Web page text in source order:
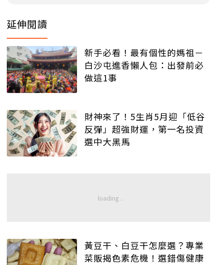
延伸閱讀
新手必看！最有個性的媽祖－
白沙屯進香懶人包：出發前必
做這1事
財神來了！5生肖5月迎「低谷
反彈」超強財運，第一名投資
選中大黑馬
黃豆干、白豆干怎麼選？專業
菜販揭色素危機！選錯傷健康